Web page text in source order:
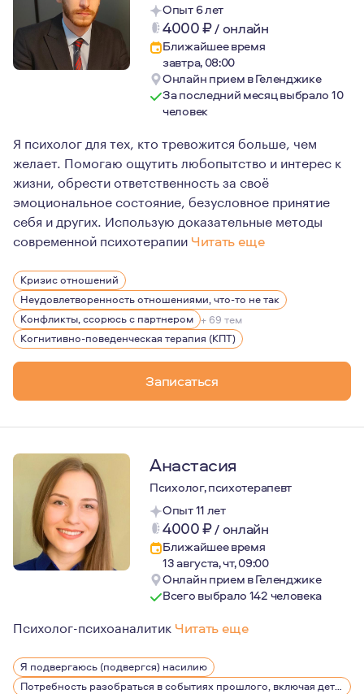
Опыт 6 лет
4000₽/ онлайн
Ближайшее время
завтра, 08:00
Онлайн прием в Геленджике
За последний месяц выбрало 10
человек
Я психолог для тех, кто тревожится больше, чем
желает. Помогаю ощутить любопытство и интерес к
жизни, обрести ответственность за своё
эмоциональное состояние, безусловное принятие
себя и других. Использую доказательные методы
современной психотерапии Читать еще
Я являюсь членом Ассоциации когнитивно-
Кризис отношений
Неудовлетворенность отношениями, что-то не так
Конфликты, ссорюсь с партнером + 69 тем
Когнитивно-поведенческая терапия (КПТ)
Записаться
Анастасия
Психолог, психотерапевт
Опыт 11 лет
4000₽/ онлайн
Ближайшее время
13 августа, чт, 09:00
Онлайн прием в Геленджике
Всего выбрало 142 человека
Психолог-психоаналитик Читать еще
Меня зовут Анастасия, я психотерапевт-психоаналитик.
Я помогаю людям разрешать свои внутренние
Я подвергаюсь (подвергся) насилию
Потребность разобраться в событиях прошлого, включая детство